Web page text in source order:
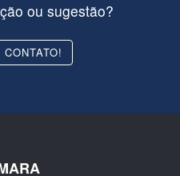
ou sugestão?